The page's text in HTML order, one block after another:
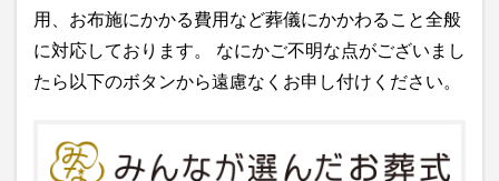
用、お布施にかかる費用など葬儀にかかわること全般
に対応しております。 なにかご不明な点がございまし
たら以下のボタンから遠慮なくお申し付けください。